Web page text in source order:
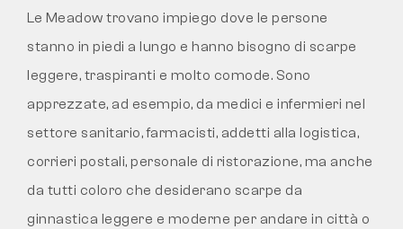
Le Meadow trovano impiego dove le persone
stanno in piedi a lungo e hanno bisogno di scarpe
leggere, traspiranti e molto comode. Sono
apprezzate, ad esempio, da medici e infermieri nel
settore sanitario, farmacisti, addetti alla logistica,
corrieri postali, personale di ristorazione, ma anche
da tutti coloro che desiderano scarpe da
ginnastica leggere e moderne per andare in città o